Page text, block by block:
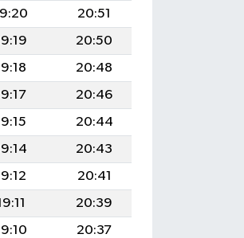
20:51
20:50
20:48
20:46
20:44
20:43
20:41
20:39
20:37